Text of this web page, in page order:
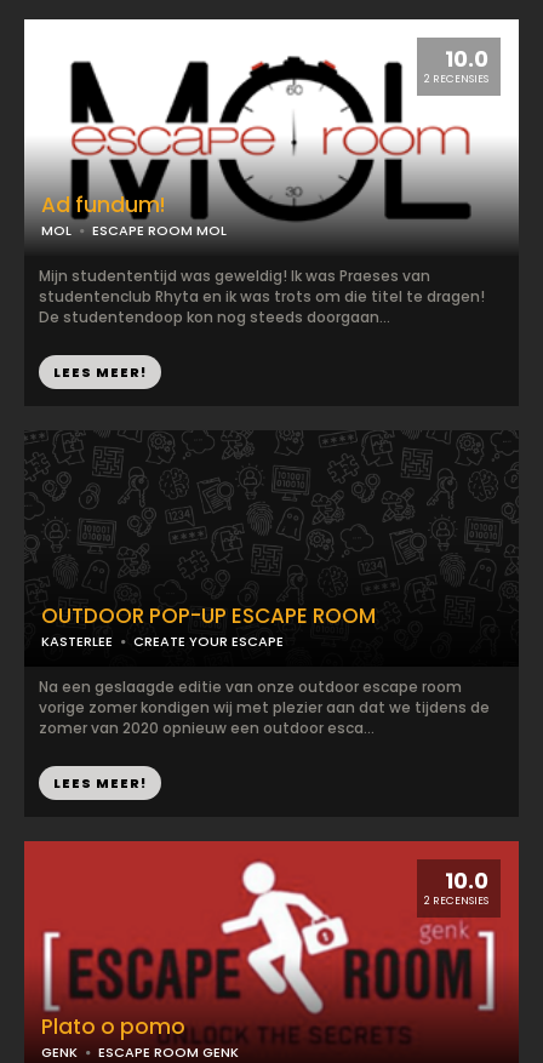
10.0
2 RECENSIES
Ad fundum!
MOL ESCAPE ROOM MOL
Mijn studententijd was geweldig! Ik was Praeses van
studentenclub Rhyta en ik was trots om die titel te dragen!
De studentendoop kon nog steeds doorgaan...
LEES MEER!
OUTDOOR POP-UP ESCAPE ROOM
KASTERLEE CREATE YOUR ESCAPE
Na een geslaagde editie van onze outdoor escape room
vorige zomer kondigen wij met plezier aan dat we tijdens de
zomer van 2020 opnieuw een outdoor esca...
LEES MEER!
10.0
2 RECENSIES
Plato o pomo
GENK ESCAPE ROOM GENK